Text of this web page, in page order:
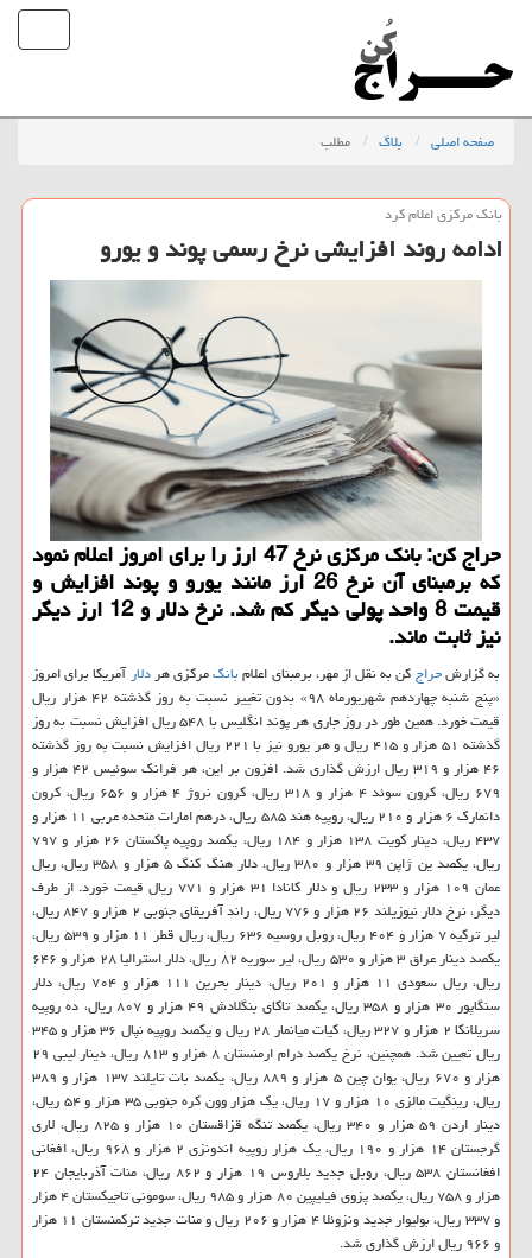
صفحه اصلی بلاگ مطلب
بانك مركزی اعلام كرد
ادامه روند افزایشی نرخ رسمی پوند و یورو
حراج كن: بانك مركزی نرخ 47 ارز را برای امروز اعلام نمود
كه برمبنای آن نرخ 26 ارز مانند یورو و پوند افزایش و
قیمت 8 واحد پولی دیگر كم شد. نرخ دلار و 12 ارز دیگر
نیز ثابت ماند.
به گزارشحراجكن به نقل از مهر، برمبنای اعلامبانكمركزی هردلارآمریكا برای امروز
«پنج شنبه چهاردهم شهریورماه ۹۸» بدون تغییر نسبت به روز گذشته ۴۲ هزار ریال
قیمت خورد. همین طور در روز جاری هر پوند انگلیس با ۵۴۸ ریال افزایش نسبت به روز
گذشته ۵۱ هزار و ۴۱۵ ریال و هر یورو نیز با ۲۲۱ ریال افزایش نسبت به روز گذشته
۴۶ هزار و ۳۱۹ ریال ارزش گذاری شد. افزون بر این، هر فرانك سوئیس ۴۲ هزار و
۶۷۹ ریال، كرون سوئد ۴ هزار و ۳۱۸ ریال، كرون نروژ ۴ هزار و ۶۵۶ ریال، كرون
دانمارك ۶ هزار و ۲۱۰ ریال، روپیه هند ۵۸۵ ریال، درهم امارات متحده عربی ۱۱ هزار و
۴۳۷ ریال، دینار كویت ۱۳۸ هزار و ۱۸۴ ریال، یكصد روپیه پاكستان ۲۶ هزار و ۷۹۷
ریال، یكصد ین ژاپن ۳۹ هزار و ۳۸۰ ریال، دلار هنگ كنگ ۵ هزار و ۳۵۸ ریال، ریال
عمان ۱۰۹ هزار و ۲۳۳ ریال و دلار كانادا ۳۱ هزار و ۷۷۱ ریال قیمت خورد. از طرف
دیگر، نرخ دلار نیوزیلند ۲۶ هزار و ۷۷۶ ریال، راند آفریقای جنوبی ۲ هزار و ۸۴۷ ریال،
لیر تركیه ۷ هزار و ۴۰۴ ریال، روبل روسیه ۶۳۶ ریال، ریال قطر ۱۱ هزار و ۵۳۹ ریال،
یكصد دینار عراق ۳ هزار و ۵۳۰ ریال، لیر سوریه ۸۲ ریال، دلار استرالیا ۲۸ هزار و ۶۴۶
ریال، ریال سعودی ۱۱ هزار و ۲۰۱ ریال، دینار بحرین ۱۱۱ هزار و ۷۰۴ ریال، دلار
سنگاپور ۳۰ هزار و ۳۵۸ ریال، یكصد تاكای بنگلادش ۴۹ هزار و ۸۰۷ ریال، ده روپیه
سریلانكا ۲ هزار و ۳۲۷ ریال، كیات میانمار ۲۸ ریال و یكصد روپیه نپال ۳۶ هزار و ۳۴۵
ریال تعیین شد. همچنین، نرخ یكصد درام ارمنستان ۸ هزار و ۸۱۳ ریال، دینار لیبی ۲۹
هزار و ۶۷۰ ریال، یوان چین ۵ هزار و ۸۸۹ ریال، یكصد بات تایلند ۱۳۷ هزار و ۳۸۹
ریال، رینگیت مالزی ۱۰ هزار و ۱۷ ریال، یك هزار وون كره جنوبی ۳۵ هزار و ۵۴ ریال،
دینار اردن ۵۹ هزار و ۳۴۰ ریال، یكصد تنگه قزاقستان ۱۰ هزار و ۸۲۵ ریال، لاری
گرجستان ۱۴ هزار و ۱۹۰ ریال، یك هزار روپیه اندونزی ۲ هزار و ۹۶۸ ریال، افغانی
افغانستان ۵۳۸ ریال، روبل جدید بلاروس ۱۹ هزار و ۸۶۲ ریال، منات آذربایجان ۲۴
هزار و ۷۵۸ ریال، یكصد پزوی فیلیپین ۸۰ هزار و ۹۸۵ ریال، سومونی تاجیكستان ۴ هزار
و ۳۳۷ ریال، بولیوار جدید ونزوئلا ۴ هزار و ۲۰۶ ریال و منات جدید تركمنستان ۱۱ هزار
و ۹۶۶ ریال ارزش گذاری شد.